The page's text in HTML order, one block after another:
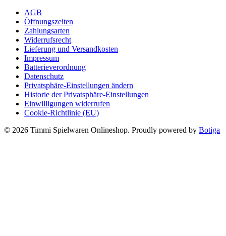
AGB
Öffnungszeiten
Zahlungsarten
Widerrufsrecht
Lieferung und Versandkosten
Impressum
Batterieverordnung
Datenschutz
Privatsphäre-Einstellungen ändern
Historie der Privatsphäre-Einstellungen
Einwilligungen widerrufen
Cookie-Richtlinie (EU)
© 2026 Timmi Spielwaren Onlineshop. Proudly powered by Botiga